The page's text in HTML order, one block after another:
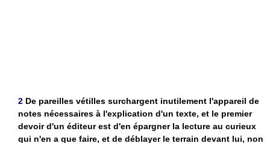
2 De pareilles vétilles surchargent inutilement l'appareil de
notes nécessaires à l'explication d'un texte, et le premier
devoir d'un éditeur est d'en épargner la lecture au curieux
qui n'en a que faire, et de déblayer le terrain devant lui, non